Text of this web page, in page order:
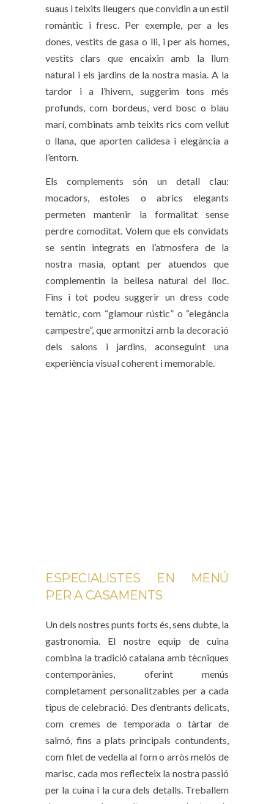
suaus i teixits lleugers que convidin a un estil
romàntic i fresc. Per exemple, per a les
dones, vestits de gasa o lli, i per als homes,
vestits clars que encaixin amb la llum
natural i els jardins de la nostra masia. A la
tardor i a l’hivern, suggerim tons més
profunds, com bordeus, verd bosc o blau
marí, combinats amb teixits rics com vellut
o llana, que aporten calidesa i elegància a
l’entorn.
Els complements són un detall clau:
mocadors, estoles o abrics elegants
permeten mantenir la formalitat sense
perdre comoditat. Volem que els convidats
se sentin integrats en l’atmosfera de la
nostra masia, optant per atuendos que
complementin la bellesa natural del lloc.
Fins i tot podeu suggerir un dress code
temàtic, com “glamour rústic” o “elegància
campestre”, que armonitzi amb la decoració
dels salons i jardins, aconseguint una
experiència visual coherent i memorable.
ESPECIALISTES EN MENÚ
PER A CASAMENTS
Un dels nostres punts forts és, sens dubte, la
gastronomia. El nostre equip de cuina
combina la tradició catalana amb tècniques
contemporànies, oferint menús
completament personalitzables per a cada
tipus de celebració. Des d’entrants delicats,
com cremes de temporada o tàrtar de
salmó, fins a plats principals contundents,
com filet de vedella al forn o arròs melós de
marisc, cada mos reflecteix la nostra passió
per la cuina i la cura dels detalls. Treballem